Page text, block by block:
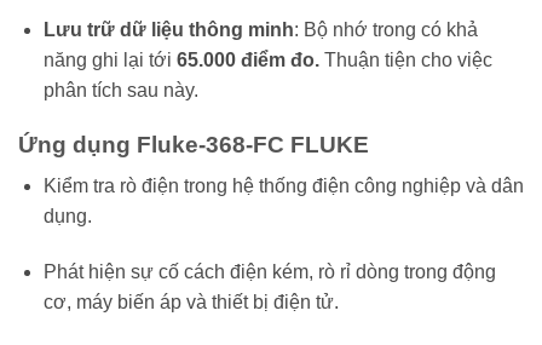
Lưu trữ dữ liệu thông minh: Bộ nhớ trong có khả
năng ghi lại tới 65.000 điểm đo.Thuận tiện cho việc
phân tích sau này.
Ứng dụng Fluke-368-FC FLUKE
Kiểm tra rò điện trong hệ thống điện công nghiệp và dân
dụng.
Phát hiện sự cố cách điện kém, rò rỉ dòng trong động
cơ, máy biến áp và thiết bị điện tử.